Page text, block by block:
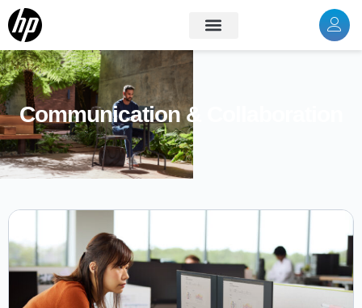
Communication & Collaboration